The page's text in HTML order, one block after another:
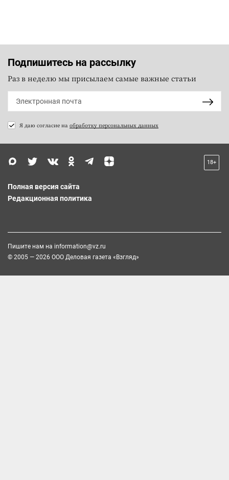
Подпишитесь на рассылку
Раз в неделю мы присылаем самые важные статьи
Я даю согласие на обработку персональных данных
18+
Полная версия сайта
Редакционная политика
Пишите нам на information@vz.ru
© 2005 — 2026 ООО Деловая газета «Взгляд»